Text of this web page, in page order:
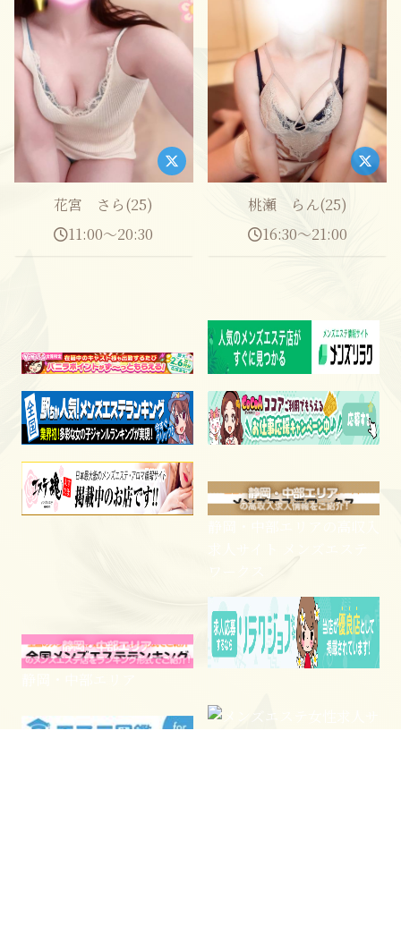
花宮 さら(25)
11:00～20:30
桃瀬 らん(25)
16:30～21:00